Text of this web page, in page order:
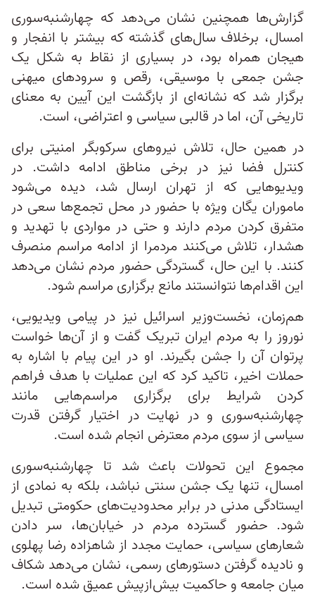
گزارش‌ها همچنین نشان می‌دهد که چهارشنبه‌سوری
امسال، برخلاف سال‌های گذشته که بیشتر با انفجار و
هیجان همراه بود، در بسیاری از نقاط به شکل یک
جشن جمعی با موسیقی، رقص و سرودهای میهنی
برگزار شد که نشانه‌ای از بازگشت این آیین به معنای
تاریخی‌ آن، اما در قالبی سیاسی و اعتراضی، است.
در همین حال، تلاش نیروهای سرکوبگر امنیتی برای
کنترل فضا نیز در برخی مناطق ادامه داشت. در
ویدیوهایی که از تهران ارسال شد، دیده می‌شود
ماموران یگان ویژه با حضور در محل تجمع‌ها سعی در
متفرق کردن مردم دارند و حتی در مواردی با تهدید و
هشدار، تلاش می‌کنند مردمرا از ادامه مراسم منصرف
کنند. با این حال، گستردگی حضور مردم نشان می‌دهد
این اقدام‌ها نتوانستند مانع برگزاری مراسم شود.
هم‌ز‌مان، نخست‌وزیر اسرائیل نیز در پیامی ویدیویی،
نوروز را به مردم ایران تبریک گفت و از آن‌ها خواست
پرتوان آن را جشن بگیرند. او در این پیام با اشاره به
حملات اخیر، تاکید کرد که این عملیات با هدف فراهم
کردن شرایط برای برگزاری مراسم‌هایی مانند
چهارشنبه‌سوری و در نهایت در اختیار گرفتن قدرت
سیاسی از سوی مردم معترض انجام شده است.
مجموع این تحولات باعث شد تا چهارشنبه‌سوری
امسال، تنها یک جشن سنتی نباشد، بلکه به نمادی از
ایستادگی مدنی در برابر محدودیت‌های حکومتی تبدیل
شود. حضور گسترده مردم در خیابان‌ها، سر دادن
شعارهای سیاسی، حمایت مجدد از شاهزاده رضا پهلوی
و نادیده گرفتن دستورهای رسمی، نشان می‌دهد شکاف
میان جامعه و حاکمیت بیش‌از‌پیش عمیق‌ شده است.